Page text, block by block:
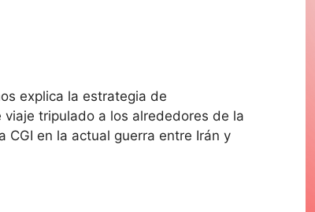
explica la estrategia de
tripulado a los alrededores de la
CGI en la actual guerra entre Irán y